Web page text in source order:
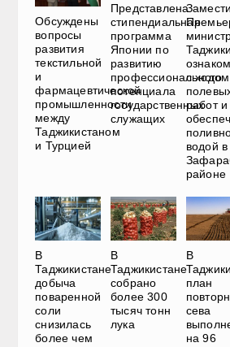
Обсуждены
вопросы
развития
текстильной
и
фармацевтической
промышленности
между
Таджикистаном
и Турцией
Представлена
стипендиальная
программа
Японии по
развитию
профессионального
потенциала
государственных
служащих
с ходом
работ и
водой в
районе
В
Таджикистане
добыча
поваренной
соли
снизилась
более чем
В
Таджикистане
собрано
более 300
тысяч тонн
лука
В
план
сева
на 96